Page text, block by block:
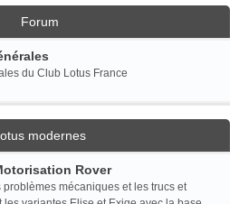
Forum
du Club Lotus France
modernes
Rover
problèmes mécaniques et les trucs et